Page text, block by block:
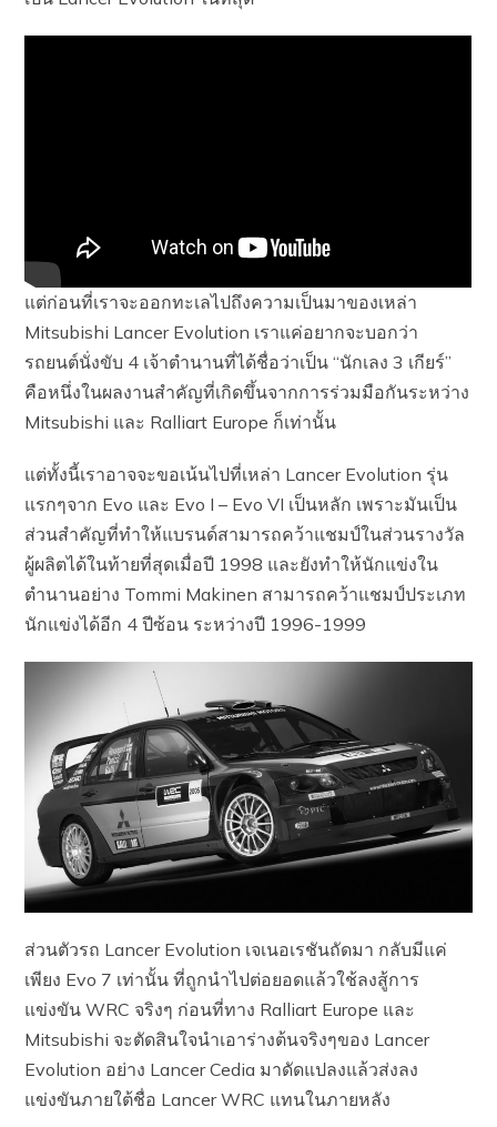
แต่ก่อนที่เราจะออกทะเลไปถึงความเป็นมาของเหล่า
Mitsubishi Lancer Evolution เราแค่อยากจะบอกว่า
รถยนต์นั่งขับ 4 เจ้าตำนานที่ได้ชื่อว่าเป็น “นักเลง 3 เกียร์”
คือหนึ่งในผลงานสำคัญที่เกิดขึ้นจากการร่วมมือกันระหว่าง
Mitsubishi และ Ralliart Europe ก็เท่านั้น
แต่ทั้งนี้เราอาจจะขอเน้นไปที่เหล่า Lancer Evolution รุ่น
แรกๆจาก Evo และ Evo I – Evo VI เป็นหลัก เพราะมันเป็น
ส่วนสำคัญที่ทำให้แบรนด์สามารถคว้าแชมป์ในส่วนรางวัล
ผู้ผลิตได้ในท้ายที่สุดเมื่อปี 1998 และยังทำให้นักแข่งใน
ตำนานอย่าง Tommi Makinen สามารถคว้าแชมป์ประเภท
นักแข่งได้อีก 4 ปีซ้อน ระหว่างปี 1996-1999
ส่วนตัวรถ Lancer Evolution เจเนอเรชันถัดมา กลับมีแค่
เพียง Evo 7 เท่านั้น ที่ถูกนำไปต่อยอดแล้วใช้ลงสู้การ
แข่งขัน WRC จริงๆ ก่อนที่ทาง Ralliart Europe และ
Mitsubishi จะตัดสินใจนำเอาร่างต้นจริงๆของ Lancer
Evolution อย่าง Lancer Cedia มาดัดแปลงแล้วส่งลง
แข่งขันภายใต้ชื่อ Lancer WRC แทนในภายหลัง